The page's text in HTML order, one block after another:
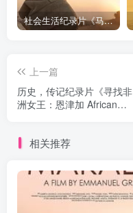
社会生活纪录片《马加拉 Makala》下载
上一篇
历史，传记纪录片《寻找非
洲女王：恩津加 African
相关推荐